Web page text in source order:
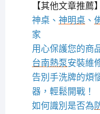
【其他文章推薦】
神桌、 神明桌、
家
用心保護您的商
台南熱泵安裝維
告別手洗牌的煩
器，輕鬆開戰！
如何識別是否為